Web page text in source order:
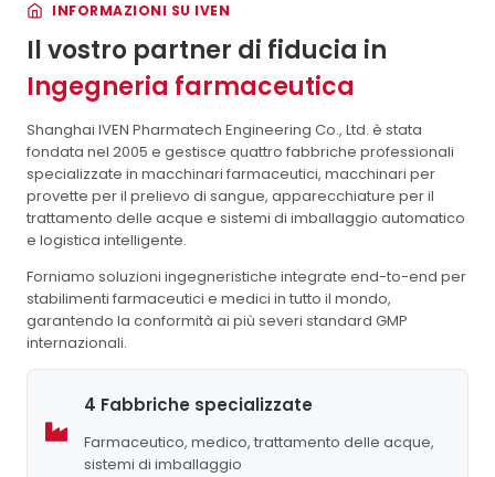
INFORMAZIONI SU IVEN
Il vostro partner di fiducia in
Ingegneria farmaceutica
Shanghai IVEN Pharmatech Engineering Co., Ltd. è stata
fondata nel 2005 e gestisce quattro fabbriche professionali
specializzate in macchinari farmaceutici, macchinari per
provette per il prelievo di sangue, apparecchiature per il
trattamento delle acque e sistemi di imballaggio automatico
e logistica intelligente.
Forniamo soluzioni ingegneristiche integrate end-to-end per
stabilimenti farmaceutici e medici in tutto il mondo,
garantendo la conformità ai più severi standard GMP
internazionali.
4 Fabbriche specializzate
Farmaceutico, medico, trattamento delle acque,
sistemi di imballaggio